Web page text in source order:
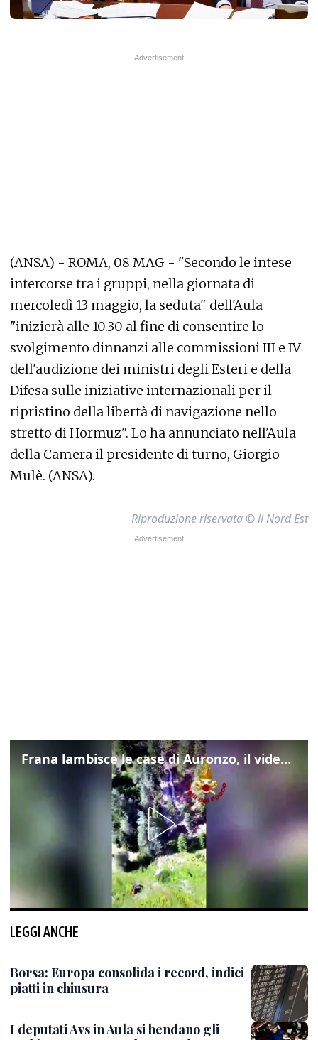
(ANSA) - ROMA, 08 MAG - "Secondo le intese
intercorse tra i gruppi, nella giornata di
mercoledì 13 maggio, la seduta" dell'Aula
"inizierà alle 10.30 al fine di consentire lo
svolgimento dinnanzi alle commissioni III e IV
dell'audizione dei ministri degli Esteri e della
Difesa sulle iniziative internazionali per il
ripristino della libertà di navigazione nello
stretto di Hormuz". Lo ha annunciato nell'Aula
della Camera il presidente di turno, Giorgio
Mulè. (ANSA).
Riproduzione riservata © il Nord Est
Frana lambisce le case di Auronzo, il video dall'elicottero dei vigili del fuoco
LEGGI ANCHE
Borsa: Europa consolida i record, indici
piatti in chiusura
I deputati Avs in Aula si bendano gli